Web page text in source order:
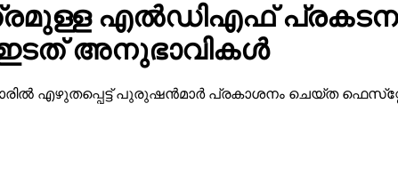
എല്‍ഡിഎഫ്
ഇടത് അനുഭാവികൾ
എഴുതപ്പെട്ട് പുരുഷന്‍മാര്‍ പ്രകാശനം ചെയ്ത